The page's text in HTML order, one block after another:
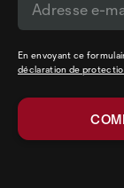
En envoyant ce
déclaration de